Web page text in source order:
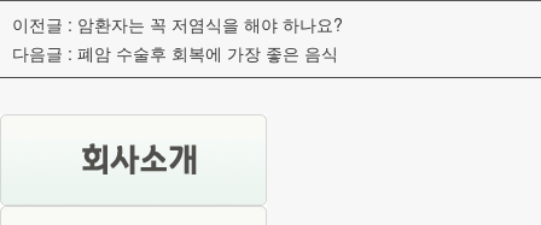
이전글 : 암환자는 꼭 저염식을 해야 하나요?
다음글 : 폐암 수술후 회복에 가장 좋은 음식